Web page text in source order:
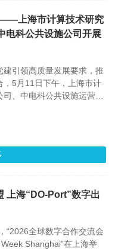
——上海市计算技术研究
电科公共设施公司开展
建引领高质量发展要求，推
，5月11日下午，上海市计
、中电科公共设施运营管
联合开展学习教育联组学
上海“DO-Port”数字出
“2026全球数字合作交流会
Shanghai”在上海举